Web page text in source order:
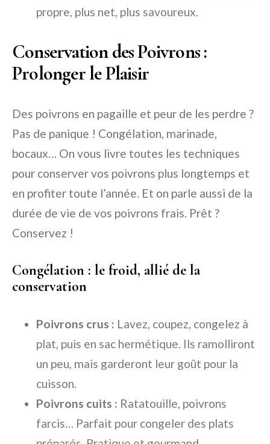
propre, plus net, plus savoureux.
Conservation des Poivrons :
Prolonger le Plaisir
Des poivrons en pagaille et peur de les perdre ?
Pas de panique ! Congélation, marinade,
bocaux… On vous livre toutes les techniques
pour conserver vos poivrons plus longtemps et
en profiter toute l’année. Et on parle aussi de la
durée de vie de vos poivrons frais. Prêt ?
Conservez !
Congélation : le froid, allié de la
conservation
Poivrons crus : Lavez, coupez, congelez à
plat, puis en sac hermétique. Ils ramolliront
un peu, mais garderont leur goût pour la
cuisson.
Poivrons cuits : Ratatouille, poivrons
farcis… Parfait pour congeler des plats